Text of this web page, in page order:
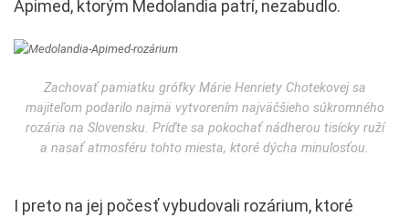
Apimed, ktorým Medolandia patrí, nezabudlo.
Zachovať pamiatku grófky Márie Henriety Chotekovej sa
majiteľom podarilo najmä vytvorením najväčšieho súkromného
rozária na Slovensku. Príďte sa pokochať nádherou tisícky ruží
a nasať atmosféru tohto miesta, ktoré dýcha minulosťou.
I preto na jej počesť vybudovali rozárium, ktoré